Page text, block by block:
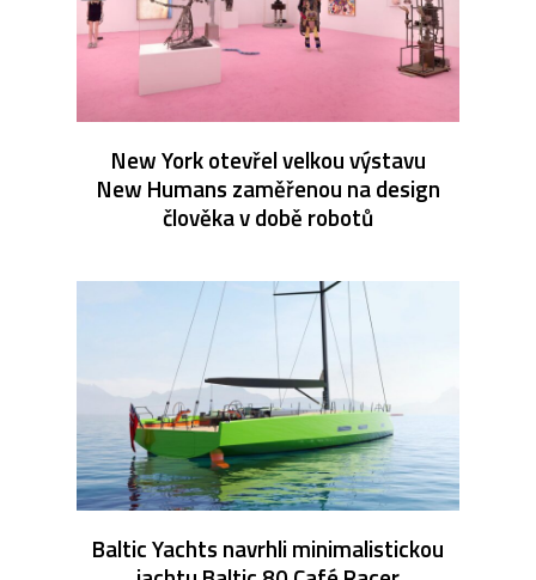
New York otevřel velkou výstavu
New Humans zaměřenou na design
člověka v době robotů
Baltic Yachts navrhli minimalistickou